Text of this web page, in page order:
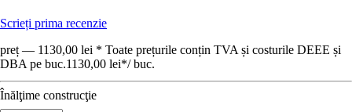
Scrieți prima recenzie
preț — 1130,00 lei * Toate prețurile conțin TVA și costurile DEEE și
DBA pe buc.1130,00 lei*/ buc.
Înălţime construcţie